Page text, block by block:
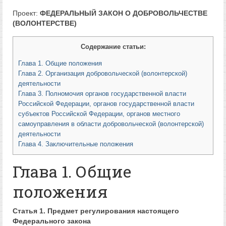
Проект: ФЕДЕРАЛЬНЫЙ ЗАКОН О ДОБРОВОЛЬЧЕСТВЕ
(ВОЛОНТЕРСТВЕ)
Содержание статьи:
Глава 1. Общие положения
Глава 2. Организация добровольческой (волонтерской)
деятельности
Глава 3. Полномочия органов государственной власти
Российской Федерации, органов государственной власти
субъектов Российской Федерации, органов местного
самоуправления в области добровольческой (волонтерской)
деятельности
Глава 4. Заключительные положения
Глава 1. Общие
положения
Статья 1. Предмет регулирования настоящего
Федерального закона